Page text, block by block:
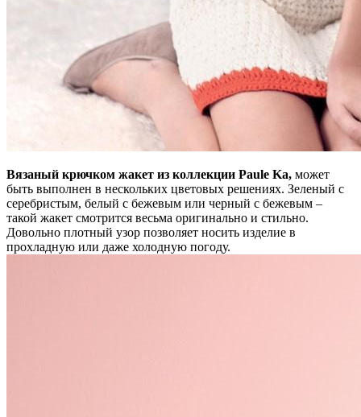
Вязаный крючком жакет из коллекции Paule Ka, может
быть выполнен в нескольких цветовых решениях. Зеленый с
серебристым, белый с бежевым или черный с бежевым –
такой жакет смотрится весьма оригинально и стильно.
Довольно плотный узор позволяет носить изделие в
прохладную или даже холодную погоду.